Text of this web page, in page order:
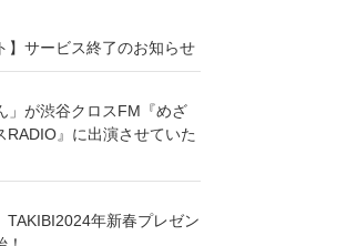
】サービス終了のお知らせ
」が渋谷クロスFM『めざ
RADIO』に出演させていた
TAKIBI2024年新春プレゼン